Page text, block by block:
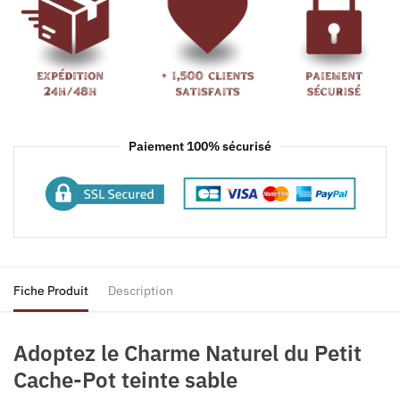
Paiement 100% sécurisé
Fiche Produit Description
Adoptez le Charme Naturel du Petit
Cache-Pot teinte sable